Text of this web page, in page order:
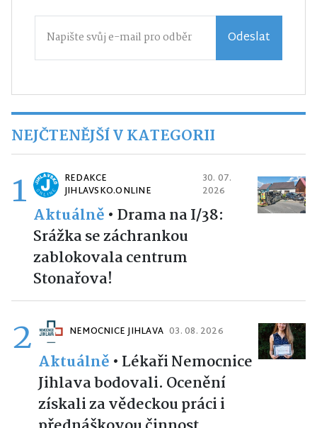
Odeslat
NEJČTENĚJŠÍ V KATEGORII
1
REDAKCE
JIHLAVSKO.ONLINE
30. 07.
2026
Aktuálně • Drama na I/38:
Srážka se záchrankou
zablokovala centrum
Stonařova!
2 NEMOCNICE JIHLAVA 03. 08. 2026
Aktuálně • Lékaři Nemocnice
Jihlava bodovali. Ocenění
získali za vědeckou práci i